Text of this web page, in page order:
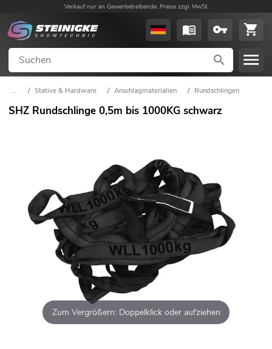
Verkauf nur an Gewerbetreibende. Preise zzgl. MwSt.
... / Stative & Hardware / Anschlagmaterialien / Rundschlingen
SHZ Rundschlinge 0,5m bis 1000KG schwarz
Zum Vergrößern: Doppelklick oder aufziehen